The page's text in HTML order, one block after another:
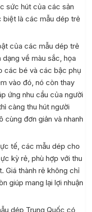
sức hút của các sản
biệt là các mẫu dép trẻ
của các mẫu dép trẻ
về màu sắc, họa
các bé và các bậc phụ
vào đó, nó còn thay
ứng nhu cầu của người
càng thu hút người
cùng đơn giản và nhanh
tế, các mẫu dép cho
kỳ rẻ, phù hợp với thu
Giá thành rẻ không chỉ
giúp mang lại lợi nhuận
dép Trung Quốc có